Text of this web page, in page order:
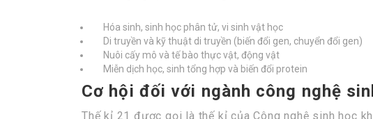
Hóa sinh, sinh học phân tử, vi sinh vật học
Di truyền và kỹ thuật di truyền (biến đổi gen, chuyển đổi gen)
Nuôi cấy mô và tế bào thực vật, động vật
Miễn dịch học, sinh tổng hợp và biến đổi protein
Cơ hội đối với ngành công nghệ
Thế kỉ 21 được gọi là thế kỉ của Công nghệ sinh học